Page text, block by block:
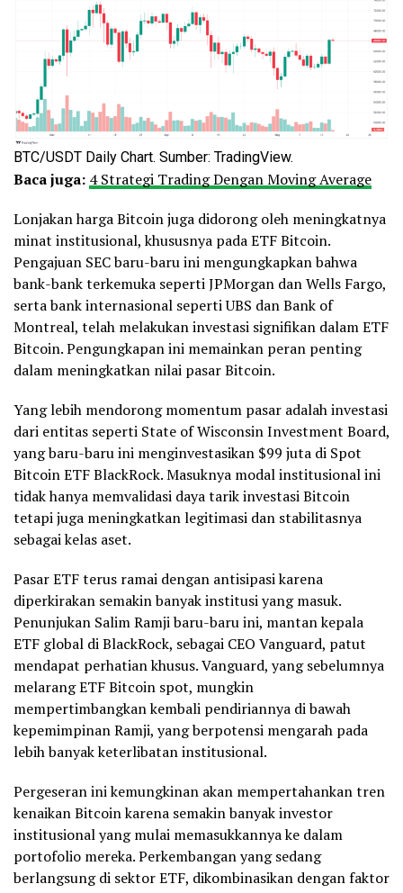
BTC/USDT Daily Chart. Sumber: TradingView.
Baca juga: 4 Strategi Trading Dengan Moving Average
Lonjakan harga Bitcoin juga didorong oleh meningkatnya
minat institusional, khususnya pada ETF Bitcoin.
Pengajuan SEC baru-baru ini mengungkapkan bahwa
bank-bank terkemuka seperti JPMorgan dan Wells Fargo,
serta bank internasional seperti UBS dan Bank of
Montreal, telah melakukan investasi signifikan dalam ETF
Bitcoin. Pengungkapan ini memainkan peran penting
dalam meningkatkan nilai pasar Bitcoin.
Yang lebih mendorong momentum pasar adalah investasi
dari entitas seperti State of Wisconsin Investment Board,
yang baru-baru ini menginvestasikan $99 juta di Spot
Bitcoin ETF BlackRock. Masuknya modal institusional ini
tidak hanya memvalidasi daya tarik investasi Bitcoin
tetapi juga meningkatkan legitimasi dan stabilitasnya
sebagai kelas aset.
Pasar ETF terus ramai dengan antisipasi karena
diperkirakan semakin banyak institusi yang masuk.
Penunjukan Salim Ramji baru-baru ini, mantan kepala
ETF global di BlackRock, sebagai CEO Vanguard, patut
mendapat perhatian khusus. Vanguard, yang sebelumnya
melarang ETF Bitcoin spot, mungkin
mempertimbangkan kembali pendiriannya di bawah
kepemimpinan Ramji, yang berpotensi mengarah pada
lebih banyak keterlibatan institusional.
Pergeseran ini kemungkinan akan mempertahankan tren
kenaikan Bitcoin karena semakin banyak investor
institusional yang mulai memasukkannya ke dalam
portofolio mereka. Perkembangan yang sedang
berlangsung di sektor ETF, dikombinasikan dengan faktor